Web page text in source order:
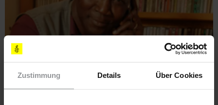
Zustimmung Details Über Cookies
Djeralar Miankeol
Am 28. Juli wurde der Aktivist für Landrechte und gewaltlose